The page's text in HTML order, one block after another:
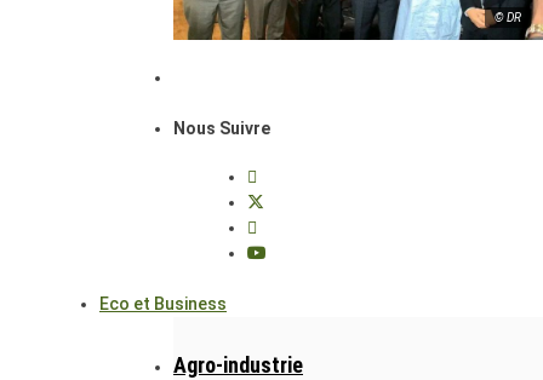
© DR
Nous Suivre
Eco et Business
Agro-industrie